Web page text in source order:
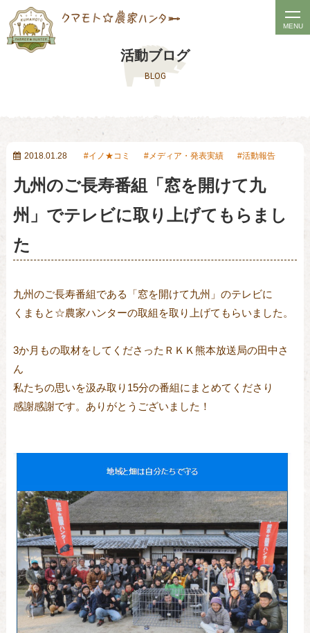
t
MENU
活動ブログ
BLOG
2018.01.28 イノ★コミ メディア・発表実績 活動報告
九州のご長寿番組「窓を開けて九
州」でテレビに取り上げてもらまし
た
九州のご長寿番組である「窓を開けて九州」のテレビに
くまもと☆農家ハンターの取組を取り上げてもらいました。
3か月もの取材をしてくださったＲＫＫ熊本放送局の田中さ
ん
私たちの思いを汲み取り15分の番組にまとめてくださり
感謝感謝です。ありがとうございました！